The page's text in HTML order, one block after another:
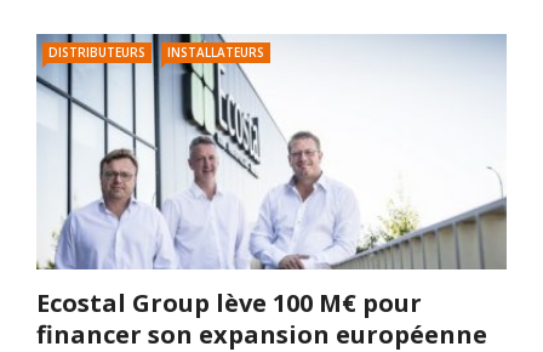
DISTRIBUTEURS INSTALLATEURS
Ecostal Group lève 100 M€ pour
financer son expansion européenne